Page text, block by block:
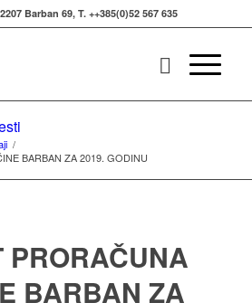
Barban 69, T. ++385(0)52 567 635
/
BARBAN ZA 2019. GODINU
PRORAČUNA
BARBAN ZA